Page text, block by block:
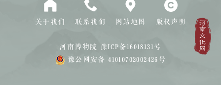
关于我们 联系我们 网站地图 版权声明
河南博物院 豫ICP备16018131号
豫公网安备 41010702002426号